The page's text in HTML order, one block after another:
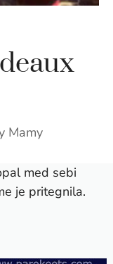
Mamy
med sebi
je pritegnila.